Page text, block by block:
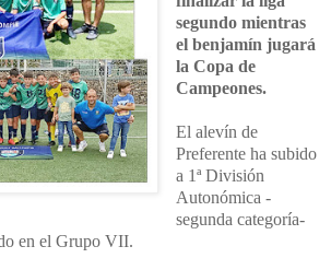
segundo mientras
el benjamín jugará
la Copa de
Campeones.
El alevín de
Preferente ha subido
a 1ª División
Autonómica -
segunda categoría-
en el Grupo VII.